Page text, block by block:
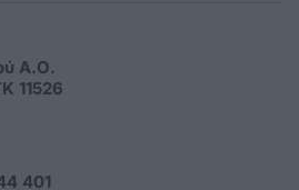
Α.Ο.
11526
401